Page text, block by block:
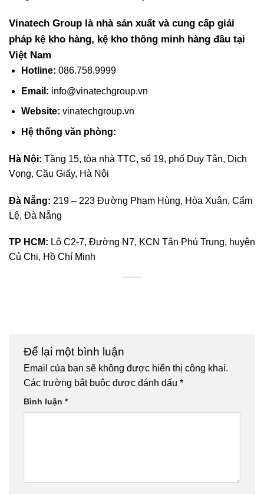
Vinatech Group là nhà sản xuất và cung cấp giải
pháp kệ kho hàng, kệ kho thông minh hàng đầu tại
Việt Nam
Hotline: 086.758.9999
Email : info@vinatechgroup.vn
Website: vinatechgroup.vn
Hệ thống văn phòng:
Hà Nội: Tầng 15, tòa nhà TTC, số 19, phố Duy Tân, Dịch
Vọng, Cầu Giấy, Hà Nội
Đà Nẵng: 219 – 223 Đường Phạm Hùng, Hòa Xuân, Cẩm
Lệ, Đà Nẵng
TP HCM: Lô C2-7, Đường N7, KCN Tân Phú Trung, huyện
Củ Chi, Hồ Chí Minh
Để lại một bình luận
Email của bạn sẽ không được hiển thị công khai.
Các trường bắt buộc được đánh dấu *
Bình luận *